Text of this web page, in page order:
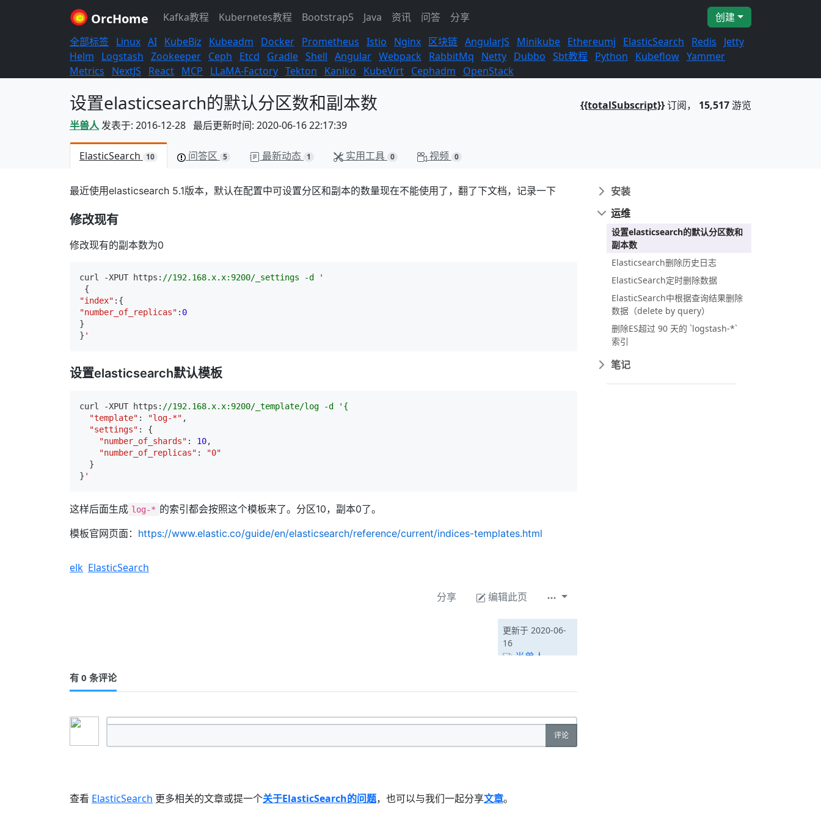
OrcHome Kafka教程 Kubernetes教程 Bootstrap5 Java 资讯 问答 分享
创建
全部标签 Linux AI KubeBiz Kubeadm Docker Prometheus Istio Nginx 区块链 AngularJS Minikube Ethereumj ElasticSearch Redis
Jetty
Helm
Logstash Zookeeper Ceph Etcd Gradle Shell Angular Webpack RabbitMq Netty Dubbo Sbt教程 Python Kubeflow Yammer
Metrics
NextJS React MCP LLaMA-Factory Tekton Kaniko KubeVirt Cephadm OpenStack
设置elasticsearch的默认分区数和副本数
半兽人发表于: 2016-12-28 最后更新时间: 2020-06-16 22:17:39
{{totalSubscript}}订阅， 15,517游览
ElasticSearch 10 问答区 5 最新动态 1 实用工具 0 视频 0
最近使用elasticsearch 5.1版本，默认在配置中可设置分区和副本的数量现在不能使用了，翻了下文档，记录一下
修改现有
修改现有的副本数为0
curl -XPUT https: //192.168.x.x:9200/_settings -d '
"index"
"number_of_replicas" : 0
}
} '
设置elasticsearch默认模板
curl -XPUT https: //192.168.x.x:9200/_template/log -d '{
"template" : "log-*" ,
"settings" : {
"number_of_shards" : 10,
"number_of_replicas" :
"0"
  }
} '
这样后面生成 log-* 的索引都会按照这个模板来了。分区10，副本0了。
模板官网页面： https://www.elastic.co/guide/en/elasticsearch/reference/current/indices-templates.html
elk ElasticSearch
分享 编辑此页
更新于 2020-06-
16
半兽人
有 0 条评论
评论
查看 ElasticSearch 更多相关的文章或提一个关于ElasticSearch的问题，也可以与我们一起分享文章。
安装
运维
设置elasticsearch的默认分区数和
副本数
Elasticsearch删除历史日志
ElasticSearch定时删除数据
ElasticSearch中根据查询结果删除
数据（delete by query）
删除ES超过 90 天的 `logstash-*`
索引
笔记